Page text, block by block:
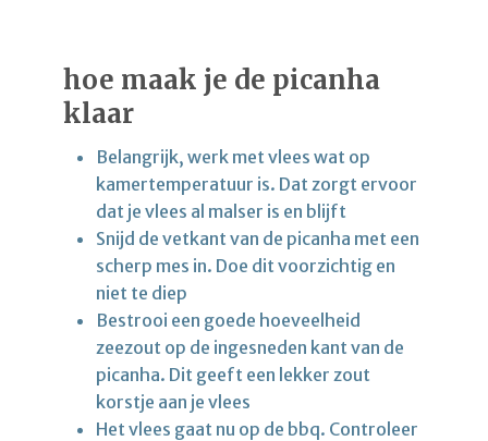
hoe maak je de picanha
klaar
Belangrijk, werk met vlees wat op
kamertemperatuur is. Dat zorgt ervoor
dat je vlees al malser is en blijft
Snijd de vetkant van de picanha met een
scherp mes in. Doe dit voorzichtig en
niet te diep
Bestrooi een goede hoeveelheid
zeezout op de ingesneden kant van de
picanha. Dit geeft een lekker zout
korstje aan je vlees
Het vlees gaat nu op de bbq. Controleer